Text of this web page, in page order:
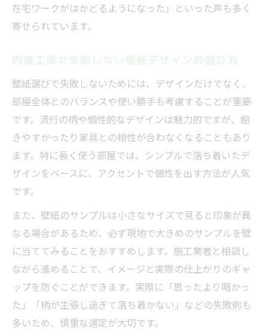
在宅ワークがはかどるようになった」といった声も多く
寄せられています。
内装工事で失敗しない壁紙デザインの選び方
壁紙選びで失敗しないためには、デザインだけでなく、
部屋全体とのバランスや使い勝手も考慮することが重要
です。流行の柄や個性的なデザインは魅力的ですが、飽
きやすかったり家具との相性が合わなくなることもあり
ます。特に長く使う部屋では、シンプルで落ち着いたデ
ザインをベースに、アクセントで個性を出す方法が人気
です。
また、壁紙のサンプルは小さなサイズで見ると印象が異
なる場合があるため、必ず現地で大きめのサンプルを壁
に当ててみることをおすすめします。施工業者と相談し
ながら進めることで、イメージと実際の仕上がりのギャ
ップを防ぐことができます。実際に「思ったより暗かっ
た」「柄が主張し過ぎて落ち着かない」などの失敗例も
多いため、慎重な選定が大切です。